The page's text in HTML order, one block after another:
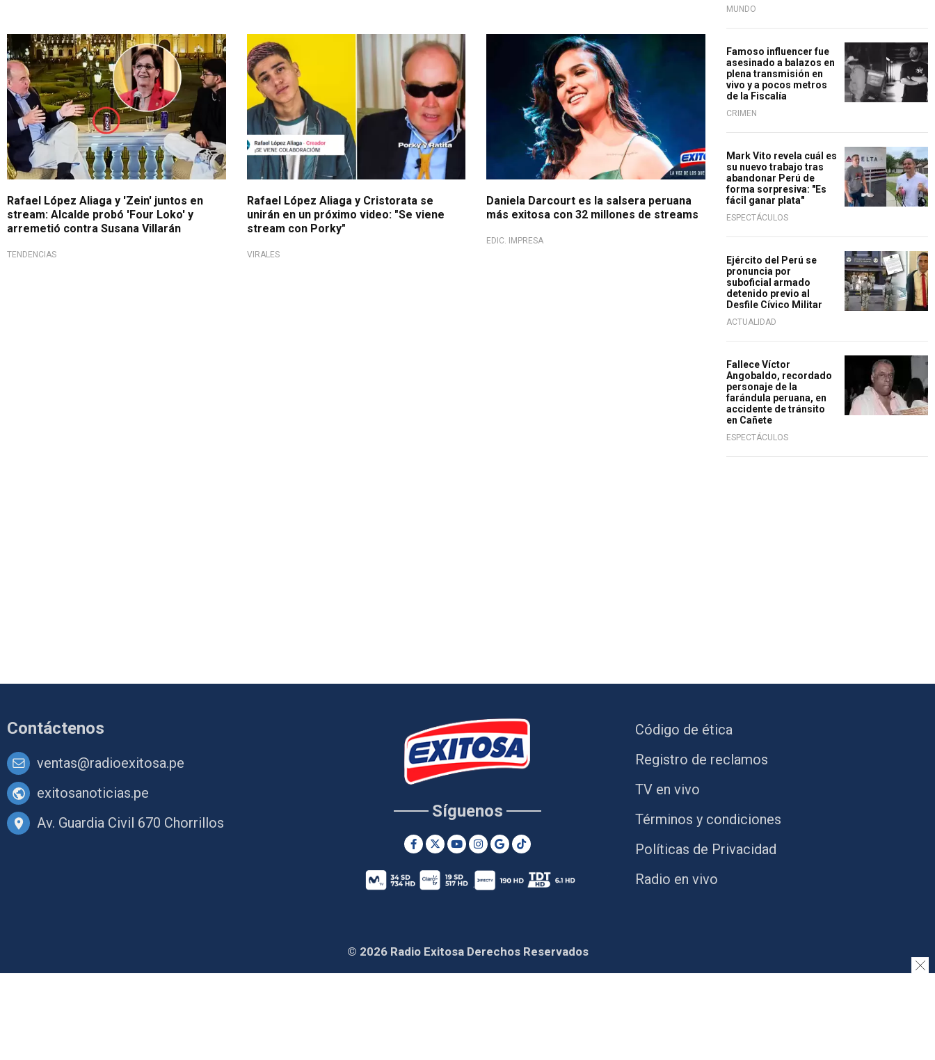
Peculiar encuentro
Rafael López Aliaga y 'Zein' juntos en
stream: Alcalde probó 'Four Loko' y
arremetió contra Susana Villarán
TENDENCIAS
Lo anunció en TikTok
Rafael López Aliaga y Cristorata se
unirán en un próximo video: "Se viene
stream con Porky"
VIRALES
Daniela Darcourt es la salsera peruana
más exitosa con 32 millones de streams
EDIC. IMPRESA
MUNDO
Famoso influencer fue
asesinado a balazos en
plena transmisión en
vivo y a pocos metros
de la Fiscalía
CRIMEN
Mark Vito revela cuál es
su nuevo trabajo tras
abandonar Perú de
forma sorpresiva: "Es
fácil ganar plata"
ESPECTÁCULOS
Ejército del Perú se
pronuncia por
suboficial armado
detenido previo al
Desfile Cívico Militar
ACTUALIDAD
Fallece Víctor
Angobaldo, recordado
personaje de la
farándula peruana, en
accidente de tránsito
en Cañete
ESPECTÁCULOS
Contáctenos
ventas@radioexitosa.pe
exitosanoticias.pe
Av. Guardia Civil 670 Chorrillos
Síguenos
Código de ética
Registro de reclamos
TV en vivo
Términos y condiciones
Políticas de Privacidad
Radio en vivo
© 2026 Radio Exitosa Derechos Reservados